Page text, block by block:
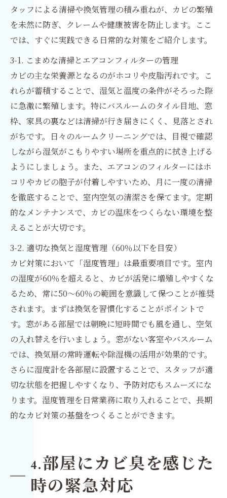
タッフによる清掃や換気管理の積み重ねが、カビの繁殖
を未然に防ぎ、クレームや健康被害を防止します。ここ
では、すぐに実践できる日常的な対策をご紹介します。
3-1. こまめな清掃とエアコンフィルターの管理
カビの主な栄養源となるのがホコリや皮脂汚れです。こ
れらが蓄積することで、湿気と温度の条件がそろった際
に急激に繁殖します。特にバスルームのタイル目地、窓
枠、家具の裏などは清掃が行き届きにくく、見落とされ
がちです。日々のルームクリーニングでは、目視で確認
しながら湿気がこもりやすい場所を重点的に拭き上げる
ようにしましょう。また、エアコンのフィルターにはホ
コリやカビの胞子が付着しやすいため、月に一度の清掃
を徹底することで、室内空気の清潔さを保てます。定期
的なメンテナンスで、カビの温床をつくらない環境を整
えることが大切です。
3-2. 適切な換気と湿度管理（60％以下を目安）
カビ対策において「湿度管理」は最重要項目です。室内
の湿度が60％を超えると、カビが活発に増殖しやすくな
るため、常に50〜60％の範囲を意識して保つことが推奨
されます。まずは換気を習慣化することがポイントで
す。窓がある部屋では朝晩に短時間でも風を通し、空気
の入れ替えを行いましょう。窓がない客室やバスルーム
では、換気扇の常時運転や除湿機の活用が効果的です。
さらに湿度計を各部屋に設置することで、スタッフが適
切な状態を把握しやすくなり、予防対応もスムーズにな
ります。湿度管理を日常業務に取り入れることで、長期
的なカビ対策の基盤をつくることができます。
4.部屋にカビ臭を感じた
時の緊急対応